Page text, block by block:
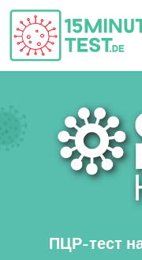
ПЦР-тест